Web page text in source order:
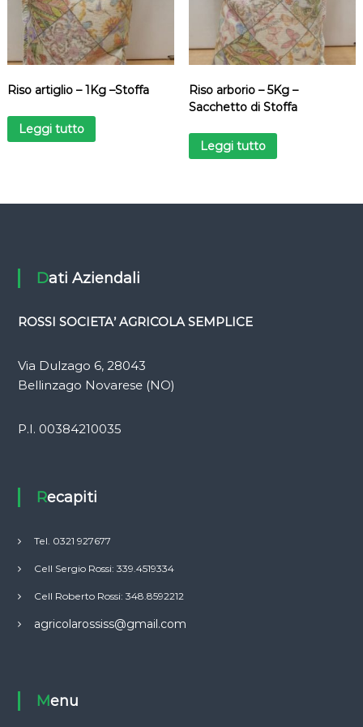
Riso artiglio – 1Kg –Stoffa
Leggi tutto
Riso arborio – 5Kg –
Sacchetto di Stoffa
Leggi tutto
Dati Aziendali
ROSSI SOCIETA’ AGRICOLA SEMPLICE
Via Dulzago 6, 28043
Bellinzago Novarese (NO)
P.I. 00384210035
Recapiti
Tel. 0321 927677
Cell Sergio Rossi: 339.4519334
Cell Roberto Rossi: 348.8592212
agricolarossiss@gmail.com
Menu